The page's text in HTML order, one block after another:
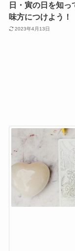
日・寅の日を知っ
味方につけよう！
2023年4月13日